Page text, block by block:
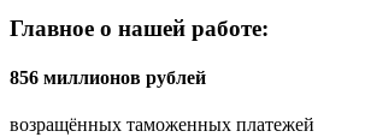
Главное о нашей работе:
856 миллионов рублей
возращённых таможенных платежей